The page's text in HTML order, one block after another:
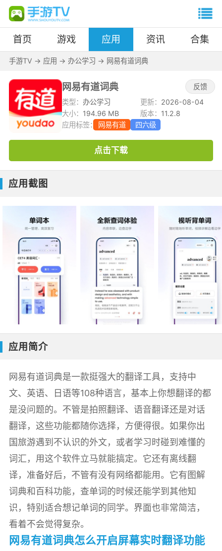
首页 游戏 应用 资讯 合集
手游TV -> 应用 -> 办公学习 -> 网易有道词典
网易有道词典
反馈
类型：办公学习 更新： 2026-08-04
大小： 194.96 MB 版本： 11.2.8
应用标签：
网易有道 四六级
点击下载
应用截图
应用简介
网易有道词典是一款挺强大的翻译工具，支持中
文、英语、日语等108种语言，基本上你想翻译的都
是没问题的。不管是拍照翻译、语音翻译还是对话
翻译，这些功能都随你选择，方便得很。如果你出
国旅游遇到不认识的外文，或者学习时碰到难懂的
词汇，用这个软件立马就能搞定。它还有离线翻
译，准备好后，不管有没有网络都能用。它有图解
词典和百科功能，查单词的时候还能学到其他知
识，特别适合想记单词的同学。界面也非常简洁，
看着不会觉得复杂。
网易有道词典怎么开启屏幕实时翻译功能